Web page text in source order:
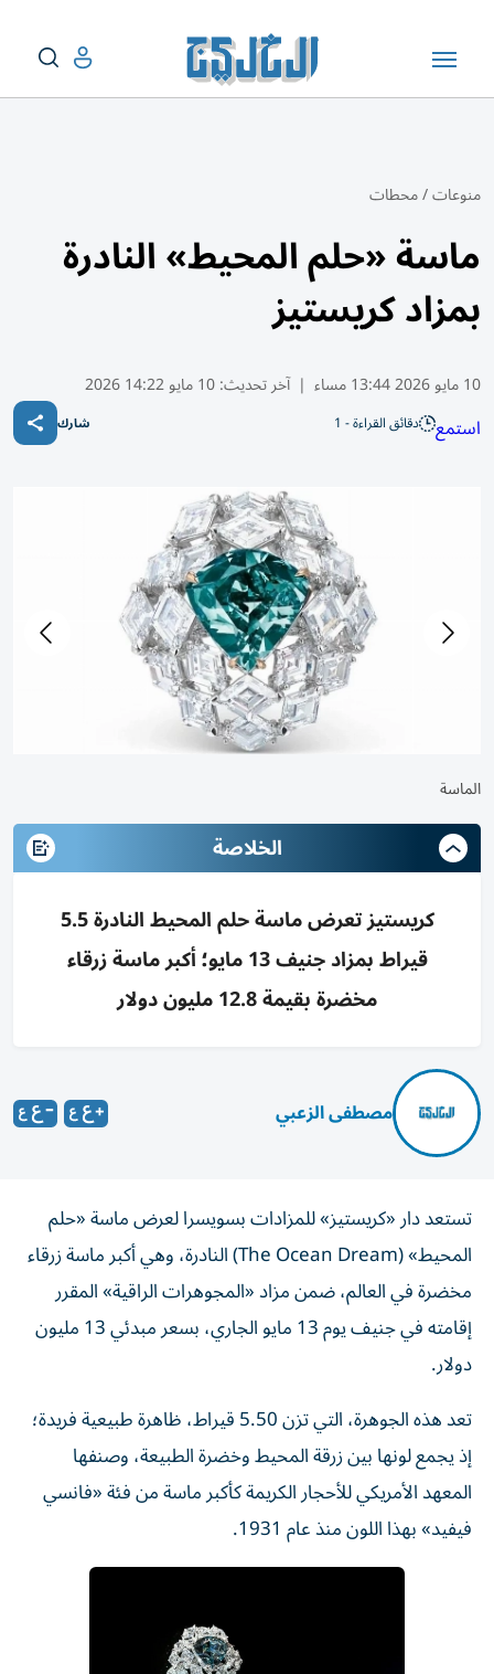
منوعات/محطات
ماسة «حلم المحيط» النادرة
بمزاد كريستيز
10 مايو 2026 13:44 مساء | آخر تحديث:10 مايو 14:22 2026
استمع دقائق القراءة - 1 شارك
الماسة
الخلاصة
كريستيز تعرض ماسة حلم المحيط النادرة 5.5
قيراط بمزاد جنيف 13 مايو؛ أكبر ماسة زرقاء
مخضرة بقيمة 12.8 مليون دولار
مصطفى الزعبي
تستعد دار «كريستيز» للمزادات بسويسرا لعرض ماسة «حلم
المحيط» (The Ocean Dream) النادرة، وهي أكبر ماسة زرقاء
مخضرة في العالم، ضمن مزاد «المجوهرات الراقية» المقرر
إقامته في جنيف يوم 13 مايو الجاري، بسعر مبدئي 13 مليون
دولار.
تعد هذه الجوهرة، التي تزن 5.50 قيراط، ظاهرة طبيعية فريدة؛
إذ يجمع لونها بين زرقة المحيط وخضرة الطبيعة، وصنفها
المعهد الأمريكي للأحجار الكريمة كأكبر ماسة من فئة «فانسي
فيفيد» بهذا اللون منذ عام 1931.